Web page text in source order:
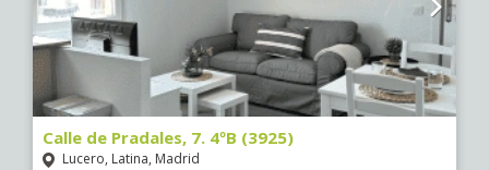
Calle de Pradales, 7. 4ºB (3925)
Lucero, Latina, Madrid